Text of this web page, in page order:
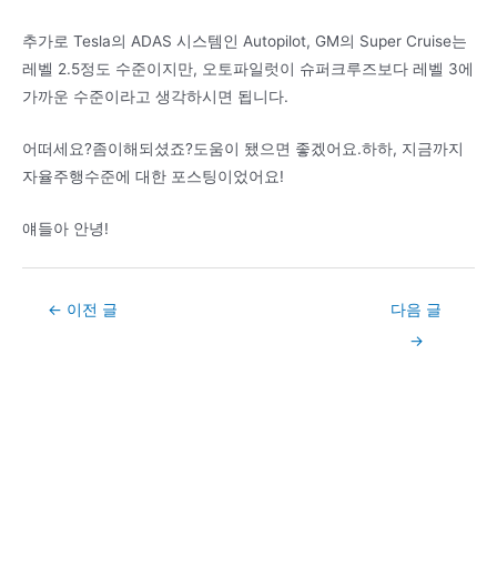
추가로 Tesla의 ADAS 시스템인 Autopilot, GM의 Super Cruise는
레벨 2.5정도 수준이지만, 오토파일럿이 슈퍼크루즈보다 레벨 3에
가까운 수준이라고 생각하시면 됩니다.
어떠세요?좀이해되셨죠?도움이 됐으면 좋겠어요.하하, 지금까지
자율주행수준에 대한 포스팅이었어요!
얘들아 안녕!
Post← 이전 글
다음 글
→